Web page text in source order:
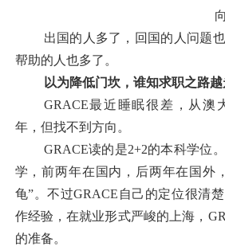
出国的人多了，回国的人问题
帮助的人也多了。
以为降低门坎，谁知求职之路
GRACE最近睡眠很差，从澳
年，但找不到方向。
GRACE读的是2+2的本科学位
学，前两年在国内，后两年在国外
龟”。不过GRACE 自己的定位很清
作经验，在就业形式严峻的上海，
的准备。